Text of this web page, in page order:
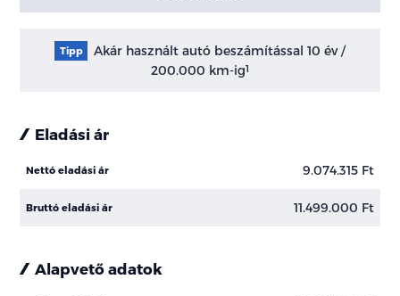
Tipp
Akár használt autó beszámítással 10 év /
200.000 km-ig1
Eladási ár
Nettó eladási ár 9.074.315 Ft
Bruttó eladási ár 11.499.000 Ft
Alapvető adatok